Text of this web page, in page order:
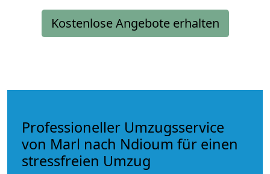
Kostenlose Angebote erhalten
Professioneller Umzugsservice
von Marl nach Ndioum für einen
stressfreien Umzug